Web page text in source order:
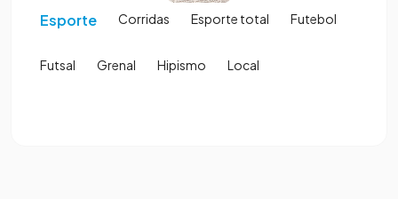
Esporte Corridas Esporte total Futebol
Futsal Grenal Hipismo Local